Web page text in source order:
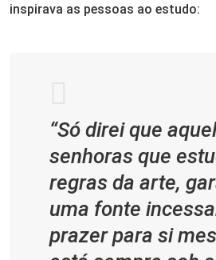
inspirava as pessoas ao estudo:
“Só direi que
senhoras que
regras da arte,
uma fonte
prazer para si